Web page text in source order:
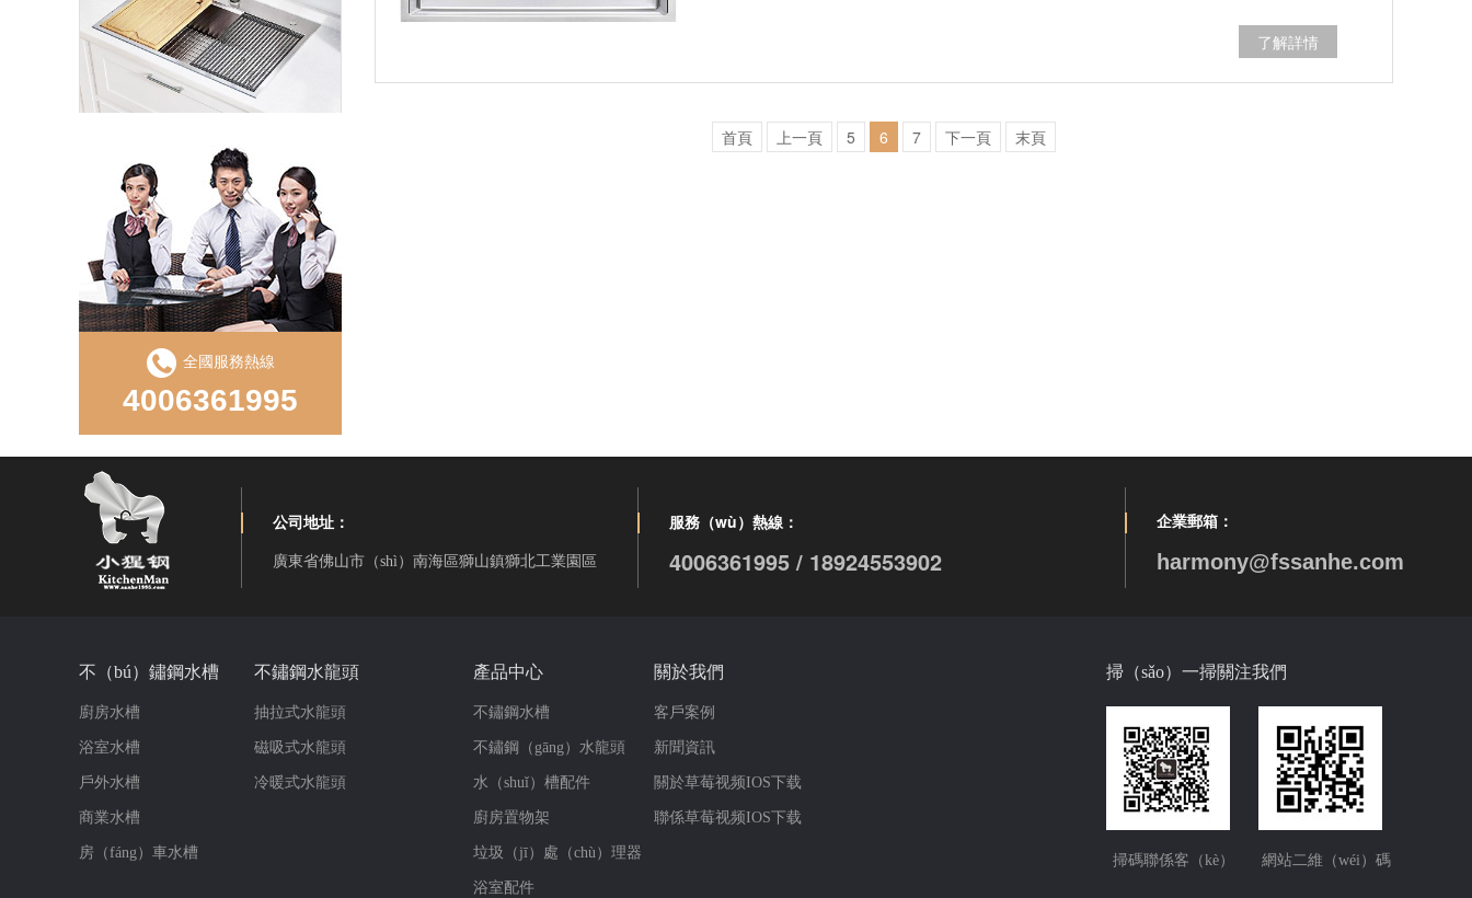
了解詳情
首頁 上一頁 5 6 7 下一頁 末頁
LS850D手工盆直角雙槽
全國服務熱線
4006361995
公司地址：
廣東省佛山市（shì）南海區獅山鎮獅北工業園區
服務（wù）熱線：
4006361995 / 18924553902
企業郵箱：
harmony@fssanhe.com
不（bú）鏽鋼水槽
廚房水槽
浴室水槽
戶外水槽
商業水槽
房（fáng）車水槽
不鏽鋼水龍頭
抽拉式水龍頭
磁吸式水龍頭
冷暖式水龍頭
產品中心
不鏽鋼水槽
不鏽鋼（gāng）水龍頭
水（shuǐ）槽配件
廚房置物架
垃圾（jī）處（chù）理器
浴室配件
關於我們
客戶案例
新聞資訊
關於草莓视频IOS下载
聯係草莓视频IOS下载
掃（sǎo）一掃關注我們
掃碼聯係客（kè） 網站二維（wéi）碼